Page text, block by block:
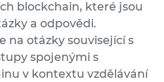
blockchain, které jsou
a odpovědi.
na otázky související s
spojenými s
v kontextu vzdělávání